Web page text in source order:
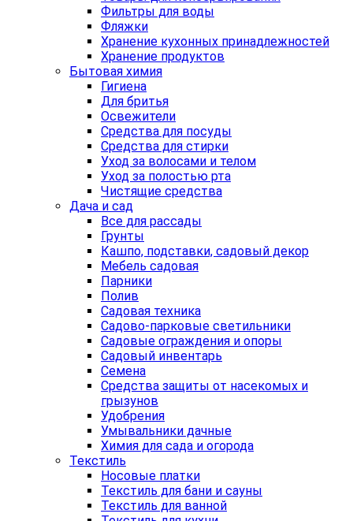
Фильтры для воды
Фляжки
Хранение кухонных принадлежностей
Хранение продуктов
Бытовая химия
Гигиена
Для бритья
Освежители
Средства для посуды
Средства для стирки
Уход за волосами и телом
Уход за полостью рта
Чистящие средства
Дача и сад
Все для рассады
Грунты
Кашпо, подставки, садовый декор
Мебель садовая
Парники
Полив
Садовая техника
Садово-парковые светильники
Садовые ограждения и опоры
Садовый инвентарь
Семена
Средства защиты от насекомых и
грызунов
Удобрения
Умывальники дачные
Химия для сада и огорода
Текстиль
Носовые платки
Текстиль для бани и сауны
Текстиль для ванной